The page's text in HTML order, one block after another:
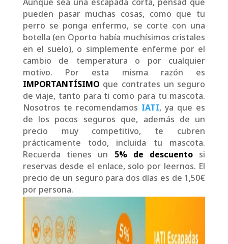
pueden pasar muchas cosas, como que tu
perro se ponga enfermo, se corte con una
botella (en Oporto había muchísimos cristales
en el suelo), o simplemente enferme por el
cambio de temperatura o por cualquier
motivo. Por esta misma razón es
IMPORTANTÍSIMO que contrates un seguro
de viaje, tanto para ti como para tu mascota.
Nosotros te recomendamos IATI, ya que es
de los pocos seguros que, además de un
precio muy competitivo, te cubren
prácticamente todo, incluida tu mascota.
Recuerda tienes un 5% de descuento si
reservas desde el enlace, solo por leernos. El
precio de un seguro para dos días es de 1,50€
por persona.